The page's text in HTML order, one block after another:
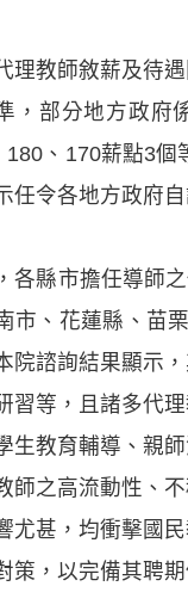
理教師敘薪及待
，部分地方政府
180、170薪點3
任令各地方政府
各縣市擔任導師
市、花蓮縣、苗
院諮詢結果顯示
習等，且諸多代
生教育輔導、親
師之高流動性、
尤甚，均衝擊國
策，以完備其聘期